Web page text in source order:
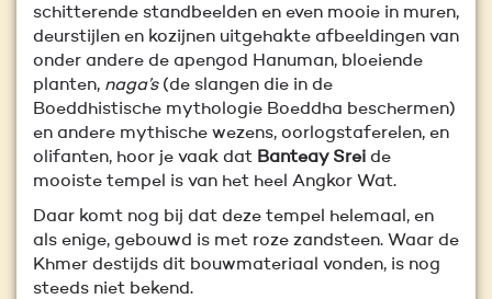
schitterende standbeelden en even mooie in muren,
deurstijlen en kozijnen uitgehakte afbeeldingen van
onder andere de apengod Hanuman, bloeiende
planten, naga’s(de slangen die in de
Boeddhistische mythologie Boeddha beschermen)
en andere mythische wezens, oorlogstaferelen, en
olifanten, hoor je vaak dat Banteay Srei de
mooiste tempel is van het heel Angkor Wat.
Daar komt nog bij dat deze tempel helemaal, en
als enige, gebouwd is met roze zandsteen. Waar de
Khmer destijds dit bouwmateriaal vonden, is nog
steeds niet bekend.